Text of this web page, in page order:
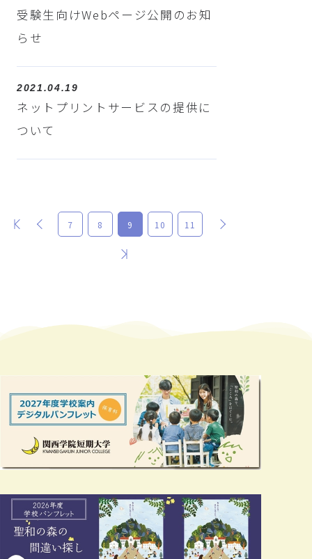
受験生向けWebページ公開のお知
らせ
2021.04.19
ネットプリントサービスの提供に
ついて
最初 前 7 8 9 10 11
最後